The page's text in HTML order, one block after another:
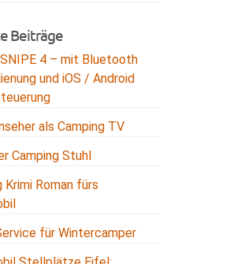
Beiträge
4 – mit Bluetooth
und iOS / Android
als Camping TV
Camping Stuhl
Krimi Roman fürs
für Wintercamper